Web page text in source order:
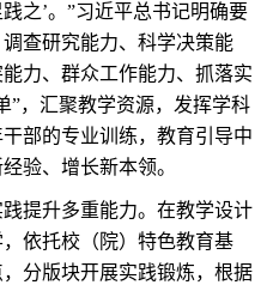
之’。”习近平总书记明确要
查研究能力、科学决策能
力、群众工作能力、抓落实
”，汇聚教学资源，发挥学科
部的专业训练，教育引导中
验、增长新本领。
升多重能力。在教学设计
依托校（院）特色教育基
分版块开展实践锻炼，根据